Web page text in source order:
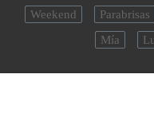
Weekend
Parabrisas
Mía